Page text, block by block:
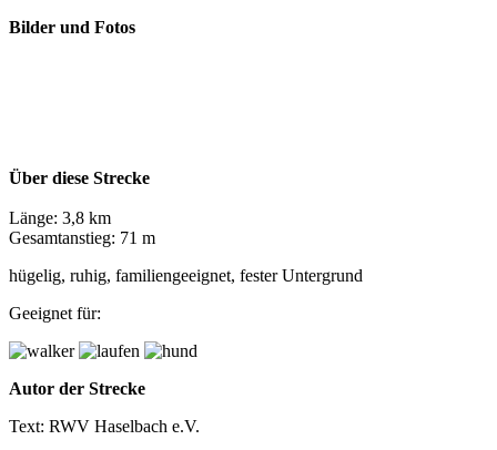
Bilder und Fotos
Über diese Strecke
Länge: 3,8 km
Gesamtanstieg: 71 m
hügelig, ruhig, familiengeeignet, fester Untergrund
Geeignet für:
Autor der Strecke
Text: RWV Haselbach e.V.